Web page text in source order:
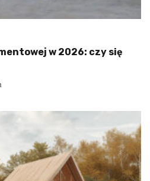
w 2026: czy się